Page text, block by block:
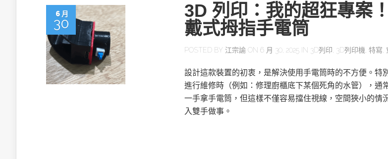
英特爾技術驅動醫療外骨骼解決方案
【活動報導】
人應用部署實戰
元收購Synaptics布局邊緣智慧平
台
Apple、
6 月
30
3D 列印：我的超狂專案
戴式拇指手電筒
POSTED BY 江宗諭 ON 6 月 30, 2025 IN 3D列印 3D列印機 特寫
設計這款裝置的初衷，是解決使用手電筒時的不方便。特
進行維修時（例如：修理廚櫃底下某個死角的水管），通
一手拿手電筒，但這樣不僅容易擋住視線，空間狹小的情
入雙手做事。